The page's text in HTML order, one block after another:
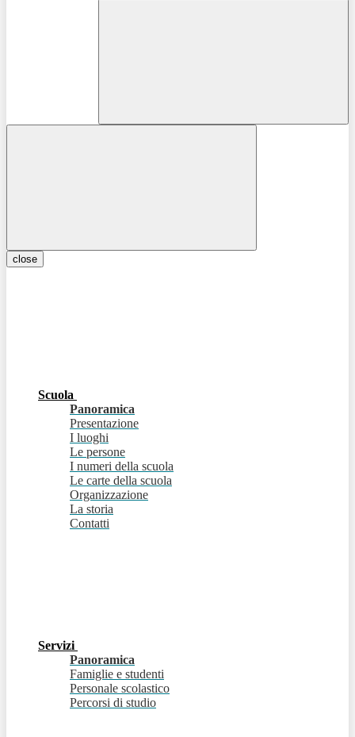
close
Scuola
Panoramica
Presentazione
I luoghi
Le persone
I numeri della scuola
Le carte della scuola
Organizzazione
La storia
Contatti
Servizi
Panoramica
Famiglie e studenti
Personale scolastico
Percorsi di studio